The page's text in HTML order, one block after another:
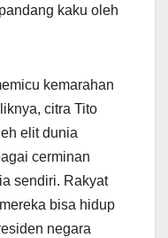
kaku oleh
kemarahan
citra Tito
elit dunia
cerminan
sendiri. Rakyat
bisa hidup
negara